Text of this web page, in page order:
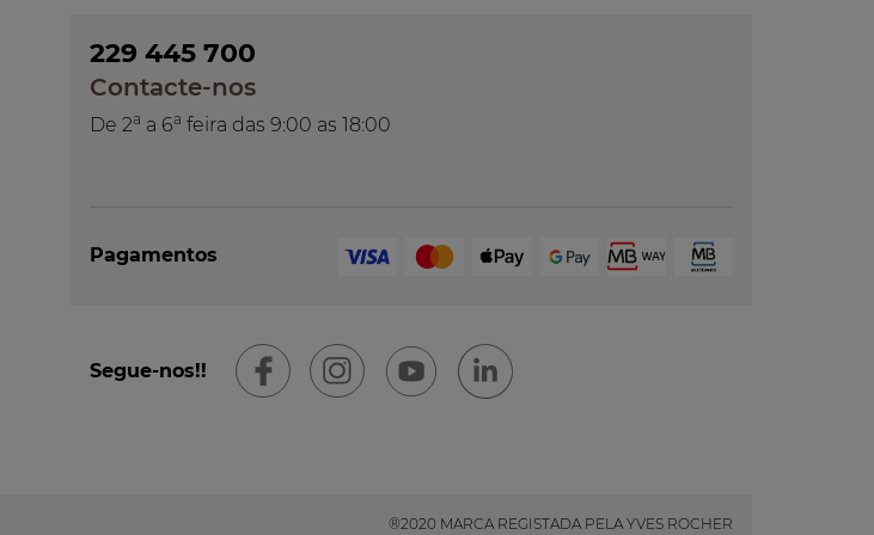
229 445 700
Contacte-nos
De 2a a 6a feira das 9:00 as 18:00
Pagamentos
Segue-nos!!
®2020 MARCA REGISTADA PELA YVES ROCHER